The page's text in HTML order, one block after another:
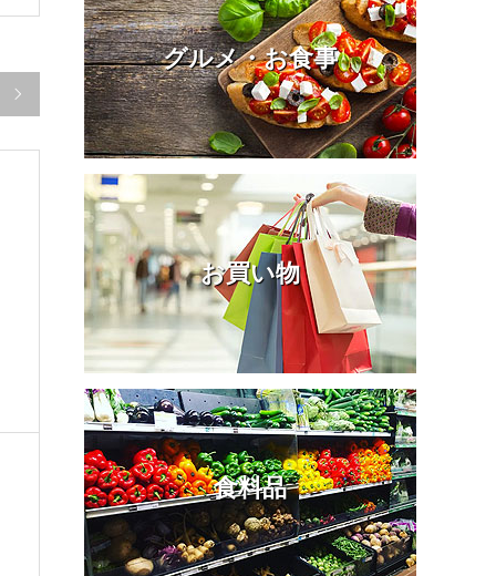

グルメ・お食事
お買い物
食料品